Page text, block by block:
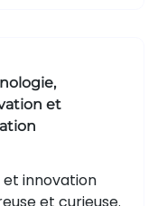
et
et innovation